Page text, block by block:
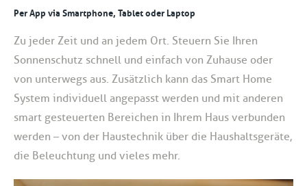
Per App via Smartphone, Tablet oder Laptop
Zu jeder Zeit und an jedem Ort. Steuern Sie Ihren
Sonnenschutz schnell und einfach von Zuhause oder
von unterwegs aus. Zusätzlich kann das Smart Home
System individuell angepasst werden und mit anderen
smart gesteuerten Bereichen in Ihrem Haus verbunden
werden – von der Haustechnik über die Haushaltsgeräte,
die Beleuchtung und vieles mehr.